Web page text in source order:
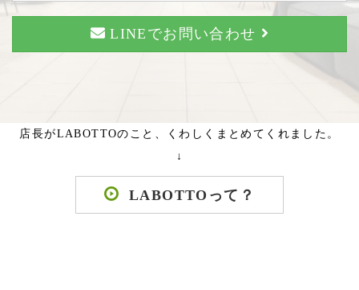
LINEでお問い合わせ
店長がLABOTTOのこと、くわしくまとめてくれました。
↓
LABOTTOって？